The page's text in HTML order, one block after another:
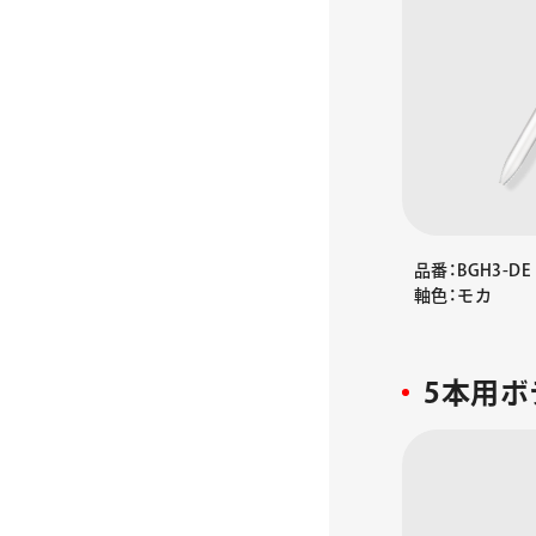
品番：BGH3-DE
軸色：モカ
5本用ボ